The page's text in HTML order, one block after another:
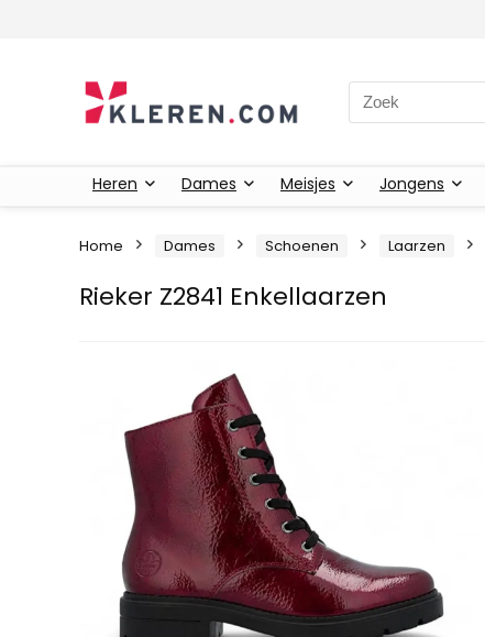
Zoeken naar:
Heren Dames Meisjes Jongens
Home Dames Schoenen Laarzen
Rieker Z2841 Enkellaarzen